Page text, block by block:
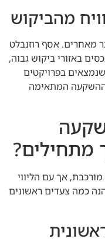
מהביקוש
מאחרים. אסף רוזנבלט
באזורי ביקוש גבוה,
בפרויקטים
ההשקעה המתאימה
מתחילים?
אך עם הליווי
כמה צעדים ראשונים